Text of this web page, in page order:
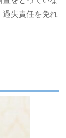
過失責任を免れ